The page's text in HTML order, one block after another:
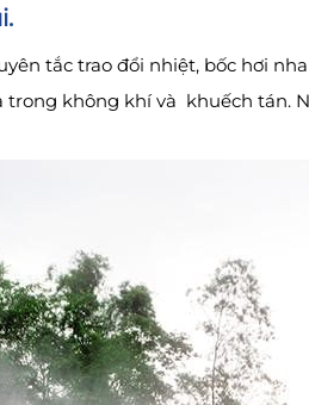
tắc trao đổi nhiệt, bốc hơi
không khí và khuếch tán.